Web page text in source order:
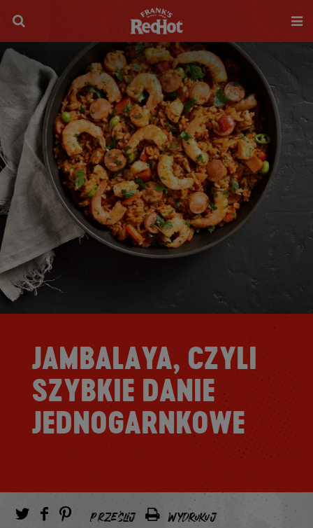
JAMBALAYA, CZYLI
SZYBKIE DANIE
JEDNOGARNKOWE
PRZEŚLIJ WYDRUKUJ